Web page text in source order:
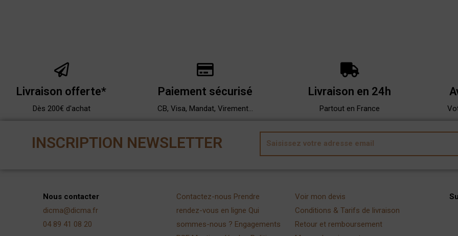
Livraison offerte*
Dès 200€ d'achat
Paiement sécurisé
CB, Visa, Mandat, Virement...
Livraison en 24h
Partout en France
INSCRIPTION NEWSLETTER
Nous contacter
dicma@dicma.fr
04 89 41 08 20
Contactez-nous Prendre
rendez-vous en ligne Qui
sommes-nous ? Engagements
Voir mon devis
Conditions & Tarifs de livraison
Retour et remboursement